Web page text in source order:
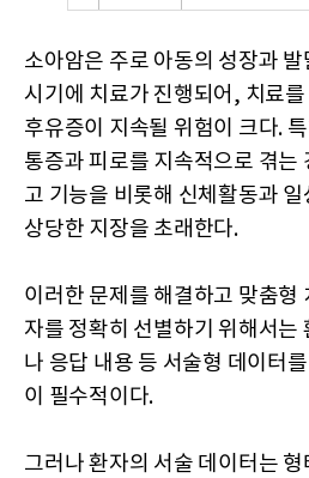
소아암은 주로 아동의 성장과
시기에 치료가 진행되어, 치료
후유증이 지속될 위험이 크다.
통증과 피로를 지속적으로 겪는
고 기능을 비롯해 신체활동과
상당한 지장을 초래한다.
이러한 문제를 해결하고 맞춤형
자를 정확히 선별하기 위해서는
나 응답 내용 등 서술형 데이터
이 필수적이다.
그러나 환자의 서술 데이터는 형